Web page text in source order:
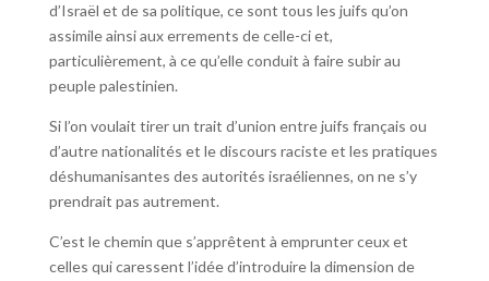
d’Israël et de sa politique, ce sont tous les juifs qu’on
assimile ainsi aux errements de celle-ci et,
particulièrement, à ce qu’elle conduit à faire subir au
peuple palestinien.
Si l’on voulait tirer un trait d’union entre juifs français ou
d’autre nationalités et le discours raciste et les pratiques
déshumanisantes des autorités israéliennes, on ne s’y
prendrait pas autrement.
C’est le chemin que s’apprêtent à emprunter ceux et
celles qui caressent l’idée d’introduire la dimension de